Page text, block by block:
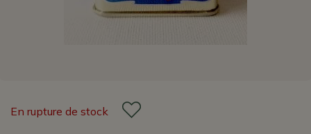
En rupture de stock